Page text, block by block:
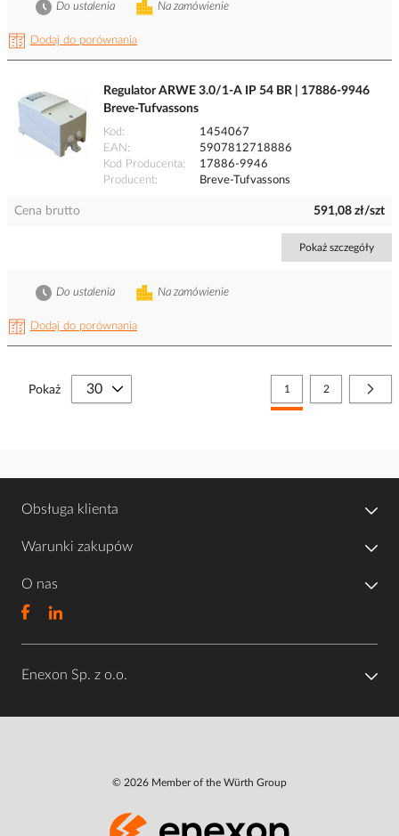
Dodaj do porównania
Na zamówienie
Do ustalenia
Regulator ARWE 3.0/1-A IP 54 BR | 17886-9946
Breve-Tufvassons
Kod
1454067
EAN
5907812718886
Kod Producenta
17886-9946
Producent
Breve-Tufvassons
Cena brutto 591,08 zł/szt
Pokaż szczegóły
Dodaj do porównania
Na zamówienie
Do ustalenia
Strona
Aktualnie czytasz stronę
1 Strona
2
Pokaż
Obsługa klienta
Warunki zakupów
O nas
Enexon Sp. z o.o.
© 2026 Member of the Würth Group